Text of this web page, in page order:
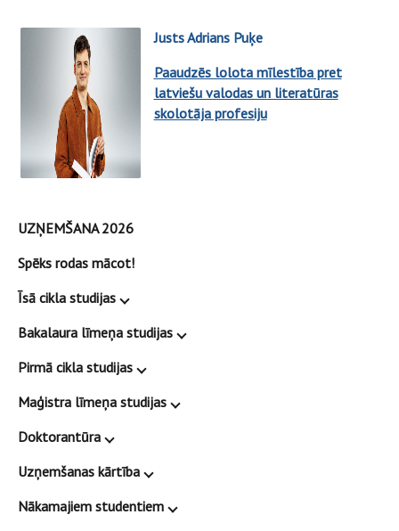
Justs Adrians Puķe
Paaudzēs lolota mīlestība pret
latviešu valodas un literatūras
skolotāja profesiju
UZŅEMŠANA 2026
Spēks rodas mācot!
Īsā cikla studijas
Bakalaura līmeņa studijas
Pirmā cikla studijas
Maģistra līmeņa studijas
Doktorantūra
Uzņemšanas kārtība
Nākamajiem studentiem